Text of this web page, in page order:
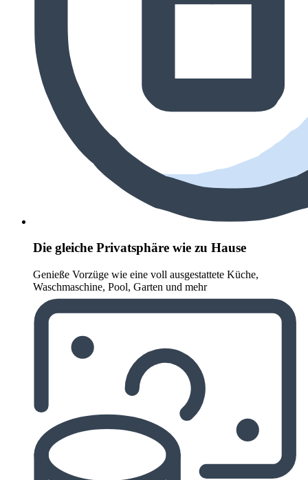
Die gleiche Privatsphäre wie zu Hause
Genieße Vorzüge wie eine voll ausgestattete Küche,
Waschmaschine, Pool, Garten und mehr